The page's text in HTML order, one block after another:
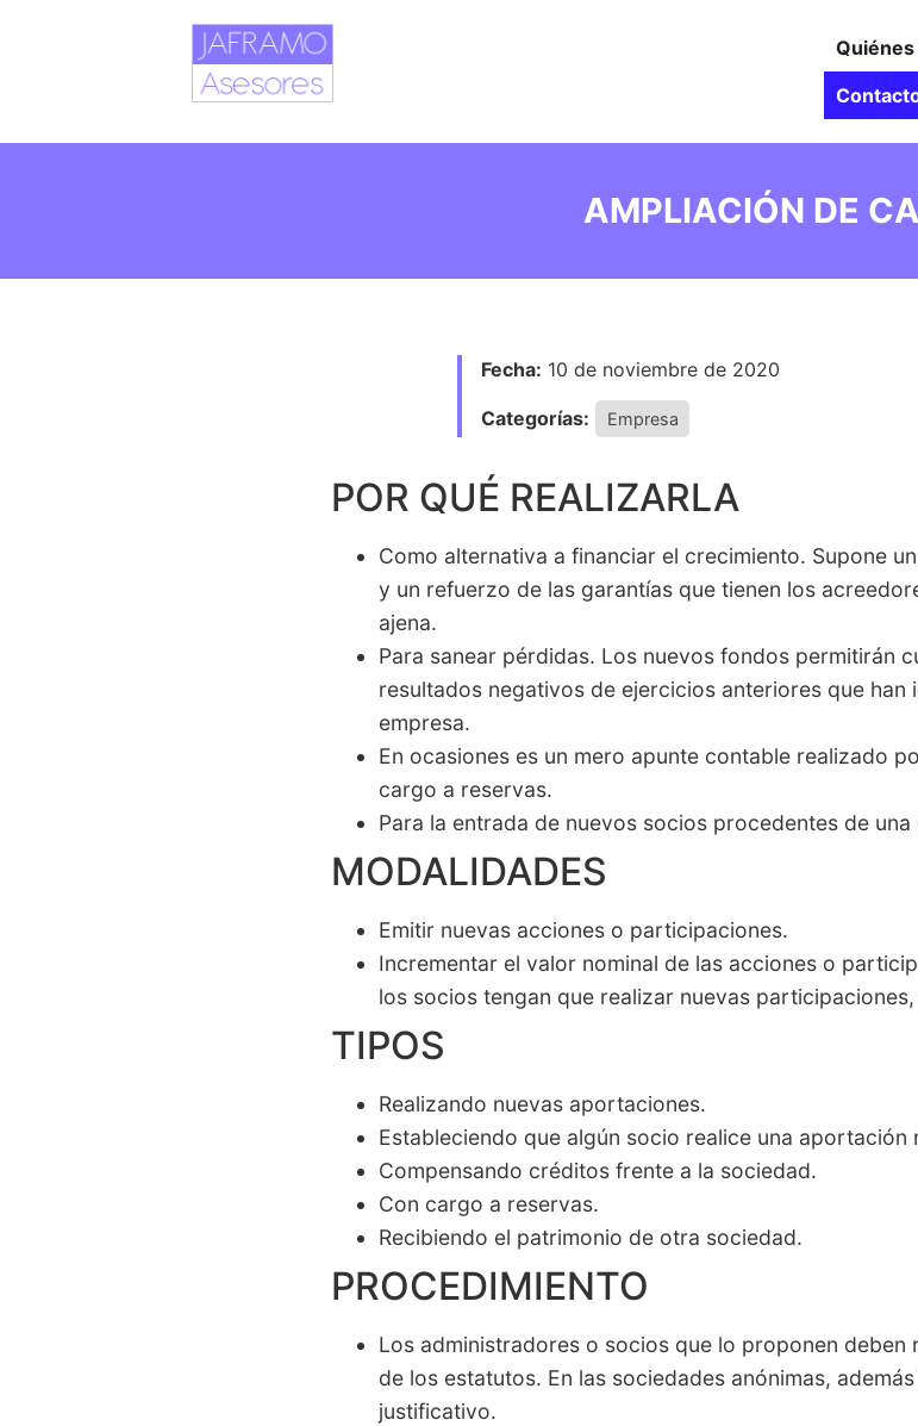
AMPLIACIÓN DE
Fecha: 10 de noviembre de 2020
Categorías: Empresa
POR QUÉ REALIZARLA
Como alternativa a financiar el crecimiento. Supone
y un refuerzo de las garantías que tienen los
ajena.
Para sanear pérdidas. Los nuevos fondos permitirán
resultados negativos de ejercicios anteriores que
empresa.
En ocasiones es un mero apunte contable realizado
cargo a reservas.
Para la entrada de nuevos socios procedentes de
MODALIDADES
Emitir nuevas acciones o participaciones.
Incrementar el valor nominal de las acciones o
los socios tengan que realizar nuevas
TIPOS
Realizando nuevas aportaciones.
Estableciendo que algún socio realice una aportación
Compensando créditos frente a la sociedad.
Con cargo a reservas.
Recibiendo el patrimonio de otra sociedad.
PROCEDIMIENTO
Los administradores o socios que lo proponen
de los estatutos. En las sociedades anónimas,
justificativo.